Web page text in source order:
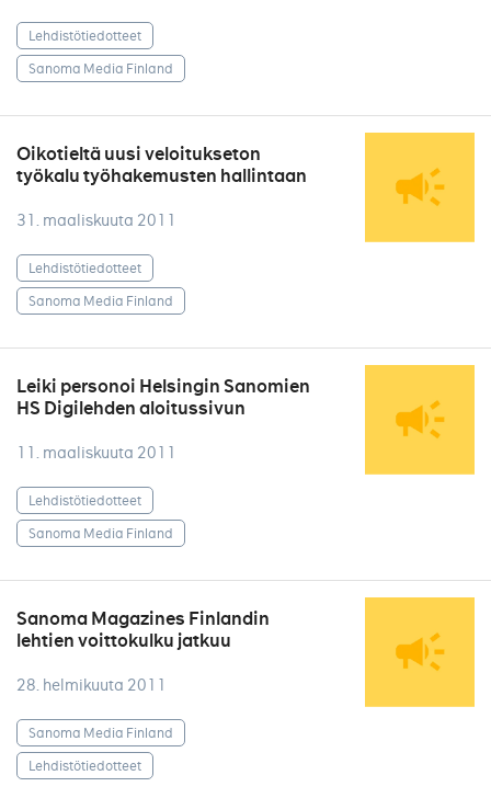
Lehdistötiedotteet
Sanoma Media Finland
Oikotieltä uusi veloitukseton
työkalu työhakemusten hallintaan
31. maaliskuuta 2011
Lehdistötiedotteet
Sanoma Media Finland
Leiki personoi Helsingin Sanomien
HS Digilehden aloitussivun
11. maaliskuuta 2011
Lehdistötiedotteet
Sanoma Media Finland
Sanoma Magazines Finlandin
lehtien voittokulku jatkuu
28. helmikuuta 2011
Sanoma Media Finland
Lehdistötiedotteet